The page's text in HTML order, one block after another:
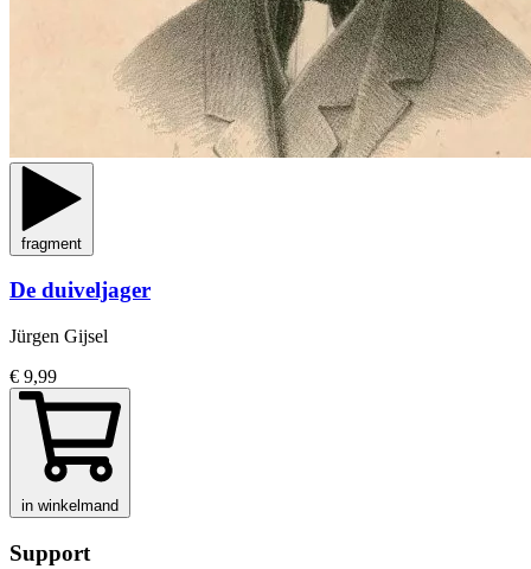
fragment
De duiveljager
Jürgen Gijsel
€ 9,99
in winkelmand
Support